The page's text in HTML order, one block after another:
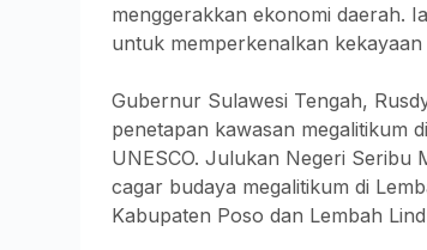
menggerakkan ekonomi daerah.
untuk memperkenalkan
Gubernur Sulawesi Tengah,
penetapan kawasan megalitikum
UNESCO. Julukan Negeri Seribu
cagar budaya megalitikum di
Kabupaten Poso dan Lembah